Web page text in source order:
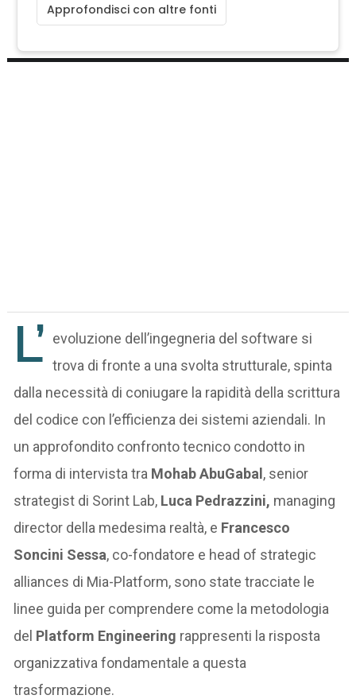
Approfondisci con altre fonti
L’ evoluzione dell’ingegneria del software si
trova di fronte a una svolta strutturale, spinta
dalla necessità di coniugare la rapidità della scrittura
del codice con l’efficienza dei sistemi aziendali. In
un approfondito confronto tecnico condotto in
forma di intervista tra Mohab AbuGabal, senior
strategist di Sorint Lab, Luca Pedrazzini, managing
director della medesima realtà, e Francesco
Soncini Sessa, co-fondatore e head of strategic
alliances di Mia-Platform, sono state tracciate le
linee guida per comprendere come la metodologia
del Platform Engineering rappresenti la risposta
organizzativa fondamentale a questa
trasformazione.